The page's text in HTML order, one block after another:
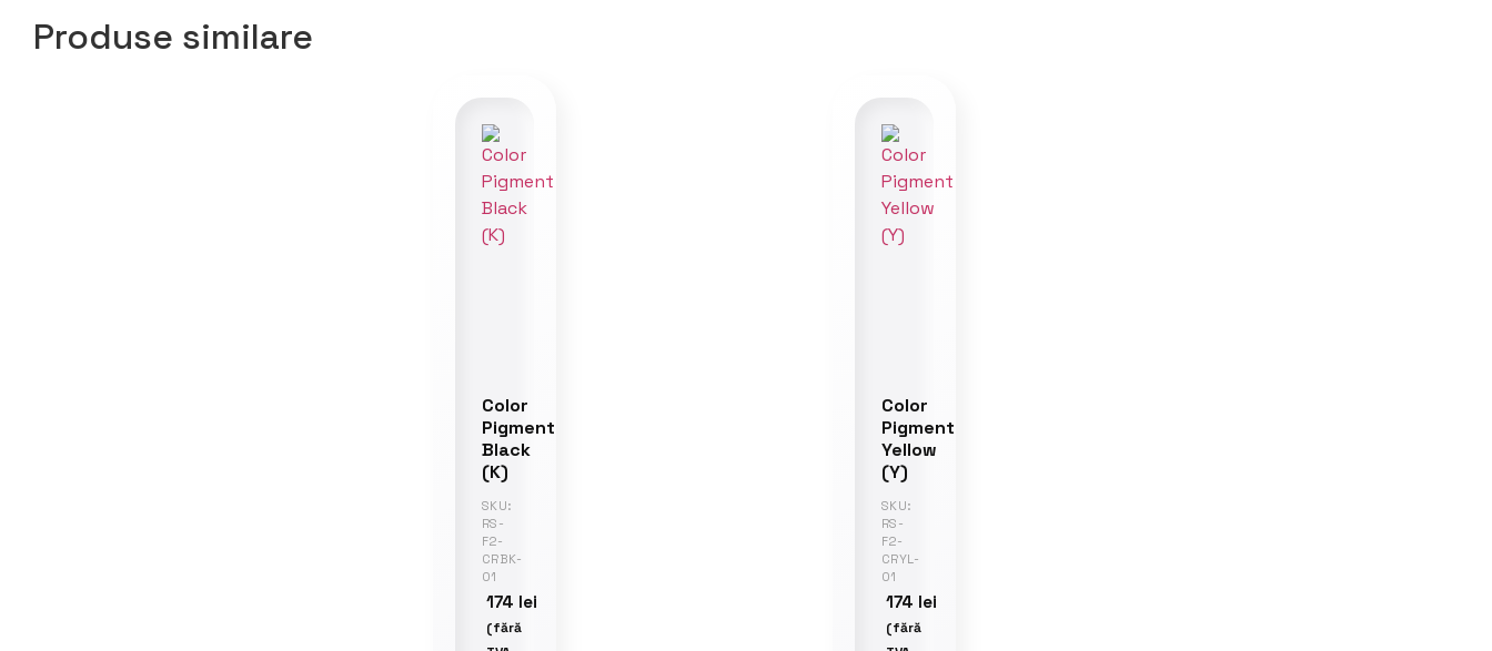
Produse similare
Color
Pigment
Black
(K)
SKU:
RS-
F2-
CRBK-
01
174 lei
(fără
Color
Pigment
Yellow
(Y)
SKU:
RS-
F2-
CRYL-
01
174 lei
(fără